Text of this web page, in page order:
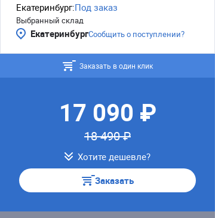
Екатеринбург:Под заказ
Выбранный склад
ЕкатеринбургСообщить о поступлении?
Заказать в один клик
17 090 ₽
18 490 ₽
Хотите дешевле?
Заказать